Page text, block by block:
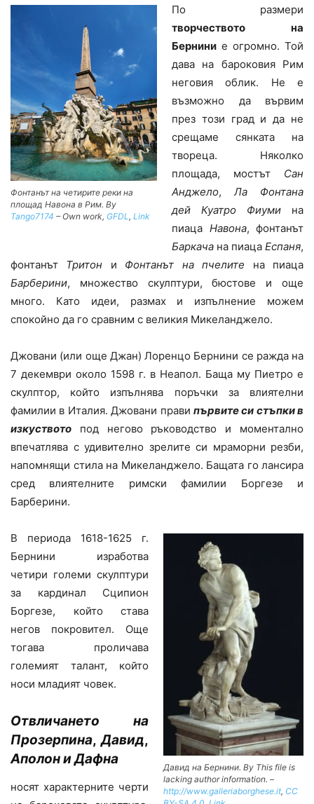
Фонтанът на четирите реки на
площад Навона в Рим. By
Tango7174 – Own work, GFDL , Link
По размери
творчеството на
Бернини е огромно. Той
дава на бароковия Рим
неговия облик. Не е
възможно да вървим
през този град и да не
срещаме сянката на
твореца. Няколко
площада, мостът Сан
Анджело,Ла Фонтана
дей Куатро Фиуми на
пиаца Навона, фонтанът
Баркача на пиаца Еспаня,
фонтанът Тритон и Фонтанът на пчелите на пиаца
Барберини, множество скулптури, бюстове и още
много. Като идеи, размах и изпълнение можем
спокойно да го сравним с великия Микеланджело.
Джовани (или още Джан) Лоренцо Бернини се ражда на
7 декември около 1598 г. в Неапол. Баща му Пиетро е
скулптор, който изпълнява поръчки за влиятелни
фамилии в Италия. Джовани прави първите си стъпки в
изкуството под негово ръководство и моментално
впечатлява с удивително зрелите си мраморни резби,
напомнящи стила на Микеланджело. Бащата го лансира
сред влиятелните римски фамилии Боргезе и
Барберини.
Давид на Бернини. By This file is
lacking author information. –
http://www.galleriaborghese.it, CC
В периода 1618-1625 г.
Бернини изработва
четири големи скулптури
за кардинал Сципион
Боргезе, който става
негов покровител. Още
тогава проличава
големият талант, който
носи младият човек.
Отвличането на
Прозерпина,Давид,
Аполон и Дафна
носят характерните черти